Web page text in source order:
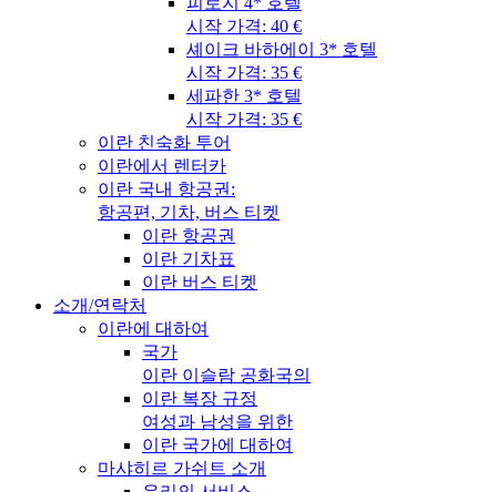
시작 가격: 40 €
셰이크 바하에이 3* 호텔
시작 가격: 35 €
세파한 3* 호텔
시작 가격: 35 €
이란 친숙화 투어
이란에서 렌터카
이란 국내 항공권:
항공편, 기차, 버스 티켓
이란 항공권
이란 기차표
이란 버스 티켓
소개/연락처
이란에 대하여
국가
이란 이슬람 공화국의
이란 복장 규정
여성과 남성을 위한
이란 국가에 대하여
마샤히르 가쉬트 소개